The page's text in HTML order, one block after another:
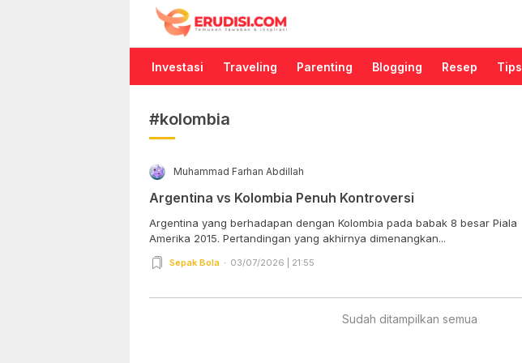
Erudisi
Temukan Jawaban dan Inspirasi
Investasi Traveling Parenting Blogging Resep Tips
#kolombia
Muhammad Farhan Abdillah
Argentina vs Kolombia Penuh Kontroversi
Argentina yang berhadapan dengan Kolombia pada babak 8 besar Piala
Amerika 2015. Pertandingan yang akhirnya dimenangkan...
Sepak Bola 03/07/2026 | 21:55
Sudah ditampilkan semua